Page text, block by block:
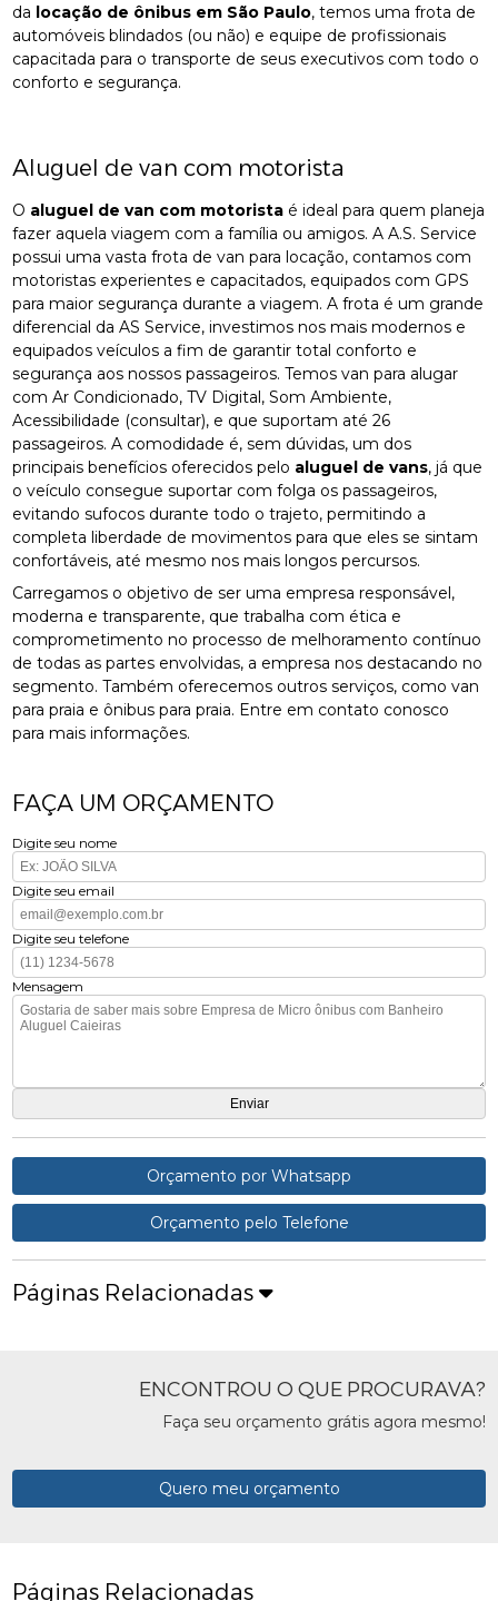
da locação de ônibus em São Paulo, temos uma frota de
automóveis blindados (ou não) e equipe de profissionais
capacitada para o transporte de seus executivos com todo o
conforto e segurança.
Aluguel de van com motorista
O aluguel de van com motorista é ideal para quem planeja
fazer aquela viagem com a família ou amigos. A A.S. Service
possui uma vasta frota de van para locação, contamos com
motoristas experientes e capacitados, equipados com GPS
para maior segurança durante a viagem. A frota é um grande
diferencial da AS Service, investimos nos mais modernos e
equipados veículos a fim de garantir total conforto e
segurança aos nossos passageiros. Temos van para alugar
com Ar Condicionado, TV Digital, Som Ambiente,
Acessibilidade (consultar), e que suportam até 26
passageiros. A comodidade é, sem dúvidas, um dos
principais benefícios oferecidos pelo aluguel de vans, já que
o veículo consegue suportar com folga os passageiros,
evitando sufocos durante todo o trajeto, permitindo a
completa liberdade de movimentos para que eles se sintam
confortáveis, até mesmo nos mais longos percursos.
Carregamos o objetivo de ser uma empresa responsável,
moderna e transparente, que trabalha com ética e
comprometimento no processo de melhoramento contínuo
de todas as partes envolvidas, a empresa nos destacando no
segmento. Também oferecemos outros serviços, como van
para praia e ônibus para praia. Entre em contato conosco
para mais informações.
FAÇA UM ORÇAMENTO
Digite seu nome
Digite seu email
Digite seu telefone
Mensagem
Orçamento por Whatsapp
Orçamento pelo Telefone
Páginas Relacionadas
ENCONTROU O QUE PROCURAVA?
Faça seu orçamento grátis agora mesmo!
Quero meu orçamento
Páginas Relacionadas